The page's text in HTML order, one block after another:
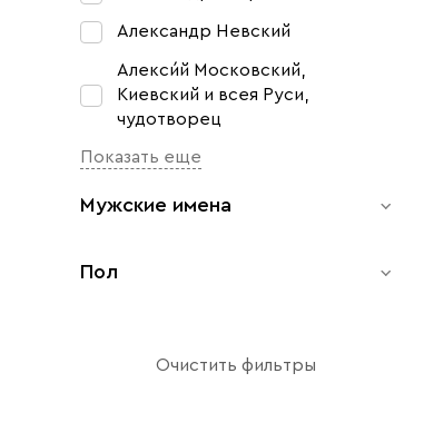
Александр Невский
Алекси́й Московский,
Киевский и всея Руси,
чудотворец
Показать еще
Мужские имена
Пол
Очистить фильтры